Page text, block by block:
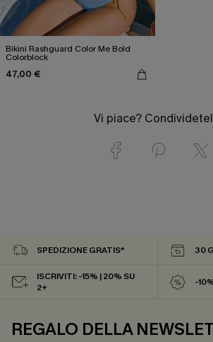
Bikini Rashguard Color Me Bold
Colorblock
47,00 €
Vi piace?
SPEDIZIONE GRATIS* 30
ISCRIVITI: -15% | 20% SU
2+
-
REGALO DELLA